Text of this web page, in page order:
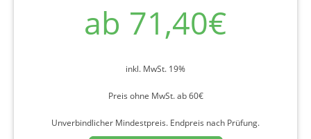
ab 71,40€
inkl. MwSt. 19%
Preis ohne MwSt. ab 60€
Unverbindlicher Mindestpreis. Endpreis nach Prüfung.